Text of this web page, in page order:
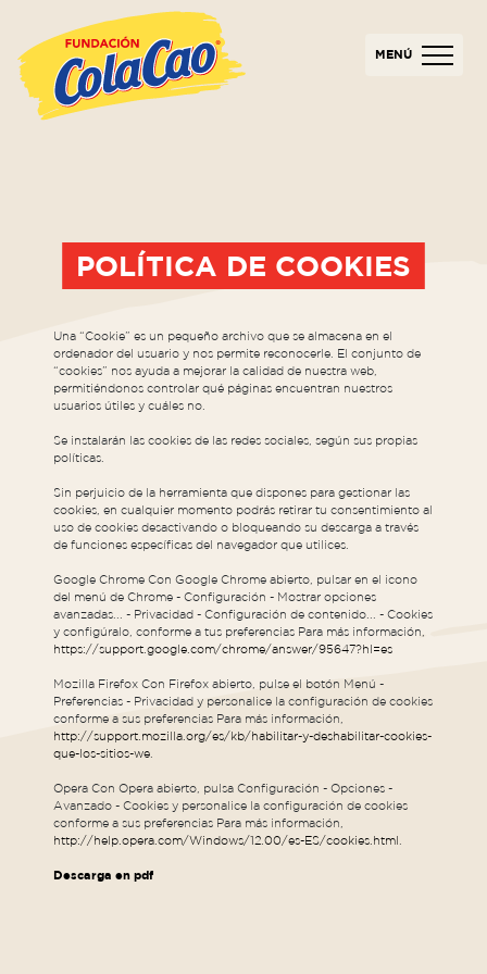
MENÚ
POLÍTICA DE COOKIES
Una “Cookie” es un pequeño archivo que se almacena en el
ordenador del usuario y nos permite reconocerle. El conjunto de
“cookies” nos ayuda a mejorar la calidad de nuestra web,
permitiéndonos controlar qué páginas encuentran nuestros
usuarios útiles y cuáles no.
Se instalarán las cookies de las redes sociales, según sus propias
políticas.
Sin perjuicio de la herramienta que dispones para gestionar las
cookies, en cualquier momento podrás retirar tu consentimiento al
uso de cookies desactivando o bloqueando su descarga a través
de funciones específicas del navegador que utilices.
Google Chrome Con Google Chrome abierto, pulsar en el icono
del menú de Chrome - Configuración - Mostrar opciones
avanzadas... - Privacidad - Configuración de contenido... - Cookies
y configúralo, conforme a tus preferencias Para más información,
https://support.google.com/chrome/answer/95647?hl=es
Mozilla Firefox Con Firefox abierto, pulse el botón Menú -
Preferencias - Privacidad y personalice la configuración de cookies
conforme a sus preferencias Para más información,
http://support.mozilla.org/es/kb/habilitar-y-deshabilitar-cookies-
que-los-sitios-we.
Opera Con Opera abierto, pulsa Configuración - Opciones -
Avanzado - Cookies y personalice la configuración de cookies
conforme a sus preferencias Para más información,
http://help.opera.com/Windows/12.00/es-ES/cookies.html .
Descarga en pdf